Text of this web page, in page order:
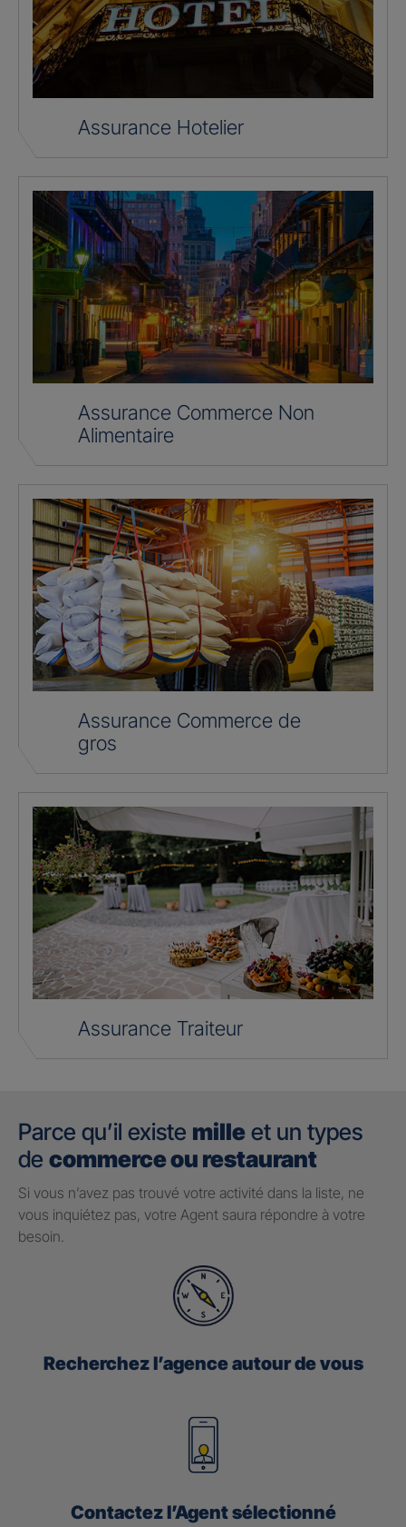
Assurance Hotelier
Assurance Commerce Non
Alimentaire
Assurance Commerce de
gros
Assurance Traiteur
Parce qu’il existe mille et un types
de commerce ou restaurant
Si vous n’avez pas trouvé votre activité dans la liste, ne
vous inquiétez pas, votre Agent saura répondre à votre
besoin.
Recherchez l’agence autour de vous
Contactez l’Agent sélectionné